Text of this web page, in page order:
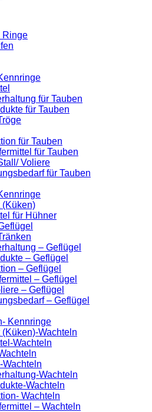
Ringe
für Tauben
für Tauben
für Tauben
für Tauben
Voliere
für Tauben
(Küken)
für Hühner
– Geflügel
– Geflügel
– Geflügel
– Geflügel
– Geflügel
– Geflügel
Kennringe
Wachteln
Wachteln
Wachteln
Wachteln
Wachteln
Wachteln
– Wachteln